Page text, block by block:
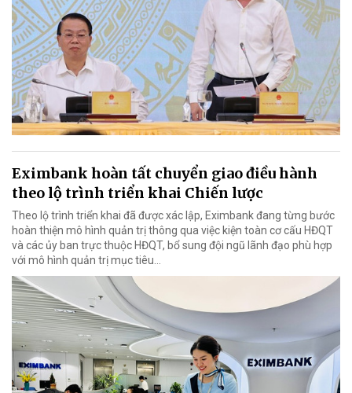
Eximbank hoàn tất chuyển giao điều hành
theo lộ trình triển khai Chiến lược
Theo lộ trình triển khai đã được xác lập, Eximbank đang từng bước
hoàn thiện mô hình quản trị thông qua việc kiện toàn cơ cấu HĐQT
và các ủy ban trực thuộc HĐQT, bổ sung đội ngũ lãnh đạo phù hợp
với mô hình quản trị mục tiêu...